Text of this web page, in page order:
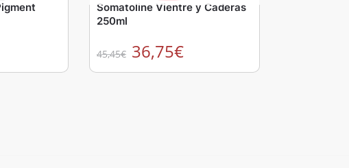
Somatoline Vientre y Caderas
250ml
45,45€ 36,75€